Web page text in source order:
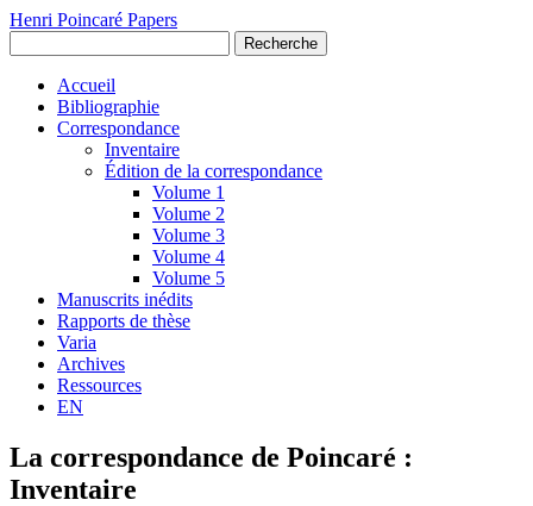
Henri Poincaré Papers
Recherche
Accueil
Bibliographie
Correspondance
Inventaire
Édition de la correspondance
Volume 1
Volume 2
Volume 3
Volume 4
Volume 5
Manuscrits inédits
Rapports de thèse
Varia
Archives
Ressources
EN
La correspondance de Poincaré :
Inventaire